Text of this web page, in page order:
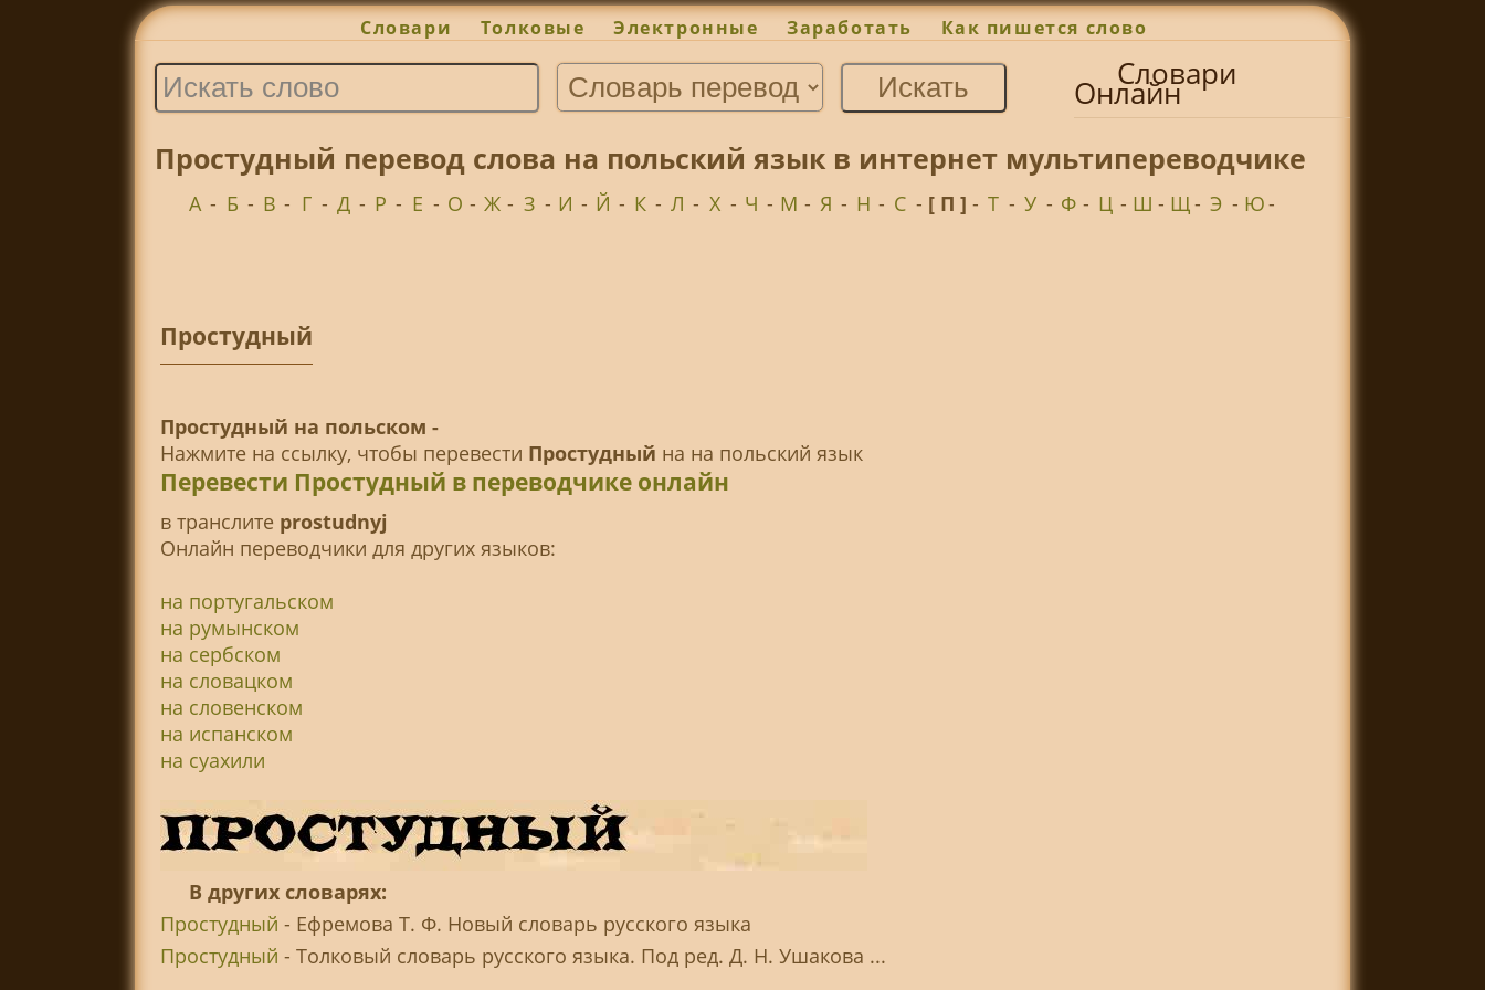
Словари Толковые Электронные Заработать Как пишется слово
Словари
Онлайн
Простудный перевод слова на польский язык в интернет мультипереводчике
А - Б - В - Г - Д - Р - Е - О - Ж - З - И - Й - К - Л - Х - Ч - М - Я - Н - С - [ П ] - Т - У - Ф - Ц - Ш - Щ- Э - Ю-
Простудный
Простудный на польском -
Нажмите на ссылку, чтобы перевести Простудный на на польский язык
Перевести Простудный в переводчике онлайн
в транслитe prostudnyj
Онлайн переводчики для других языков:
на португальском
на румынском
на сербском
на словацком
на словенском
на испанском
на суахили
В других словарях:
Простудный - Ефремова Т. Ф. Новый словарь русского языка
Простудный - Толковый словарь русского языка. Под ред. Д. Н. Ушакова ...